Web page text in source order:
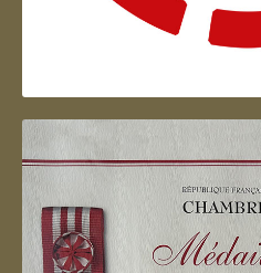
Artisan d'Alsace